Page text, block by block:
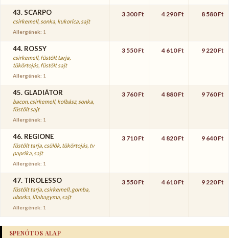
43. SCARPO
csirkemell, sonka, kukorica, sajt
Allergének: 1
3 300 Ft 4 290 Ft 8 580 Ft
44. ROSSY
csirkemell, füstölt tarja,
tükörtojás, füstölt sajt
Allergének: 1
3 550 Ft 4 610 Ft 9 220 Ft
45. GLADIÁTOR
bacon, csirkemell, kolbász, sonka,
füstölt sajt
Allergének: 1
3 760 Ft 4 880 Ft 9 760 Ft
46. REGIONE
füstölt tarja, csülök, tükörtojás, tv
paprika, sajt
Allergének: 1
3 710 Ft 4 820 Ft 9 640 Ft
47. TIROLESSO
füstölt tarja, csirkemell, gomba,
uborka, lilahagyma, sajt
Allergének: 1
3 550 Ft 4 610 Ft 9 220 Ft
SPENÓTOS ALAP